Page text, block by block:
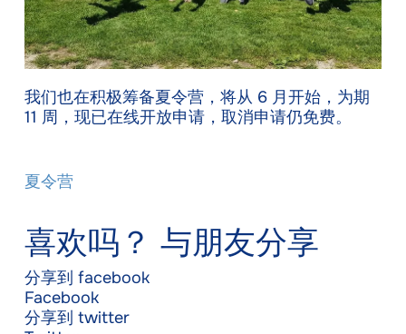
我们也在积极筹备夏令营，将从 6 月开始，为期
11 周，现已在线开放申请，取消申请仍免费。
夏令营
喜欢吗？ 与朋友分享
分享到 facebook
Facebook
分享到 twitter